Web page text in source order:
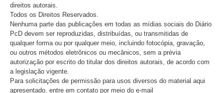
sobre julgamento das ADIs
7779 e 7790 aos chefes dos
Poderes antes da publicação
do acórdão
08/08/2026
direitos autorais.
Todos os Direitos Reservados.
Nenhuma parte das publicações em todas as mídias sociais do Diário
PcD devem ser reproduzidas, distribuídas, ou transmitidas de
qualquer forma ou por qualquer meio, incluindo fotocópia, gravação,
ou outros métodos eletrônicos ou mecânicos, sem a prévia
autorização por escrito do titular dos direitos autorais, de acordo com
a legislação vigente.
Para solicitações de permissão para usos diversos do material aqui
apresentado, entre em contato por meio do e-mail